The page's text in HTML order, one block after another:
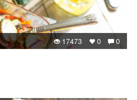
0
0
17473